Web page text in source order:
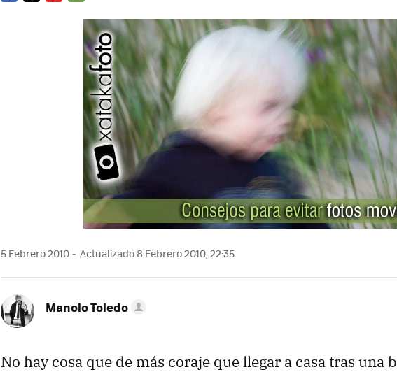
MAIL
5 Febrero 2010 Actualizado 8 Febrero 2010, 22:35
Manolo Toledo
No hay cosa que de más coraje que llegar a casa tras una